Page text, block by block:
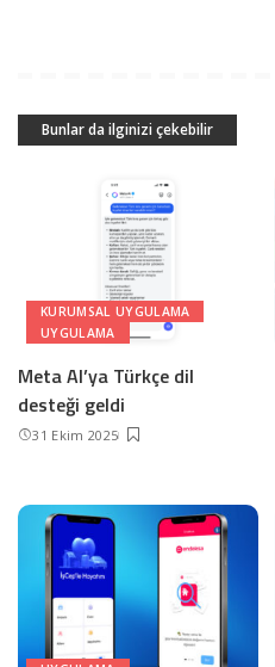
Bunlar da ilginizi çekebilir
KURUMSAL UYGULAMA
UYGULAMA
Meta AI’ya Türkçe dil
desteği geldi
31 Ekim 2025